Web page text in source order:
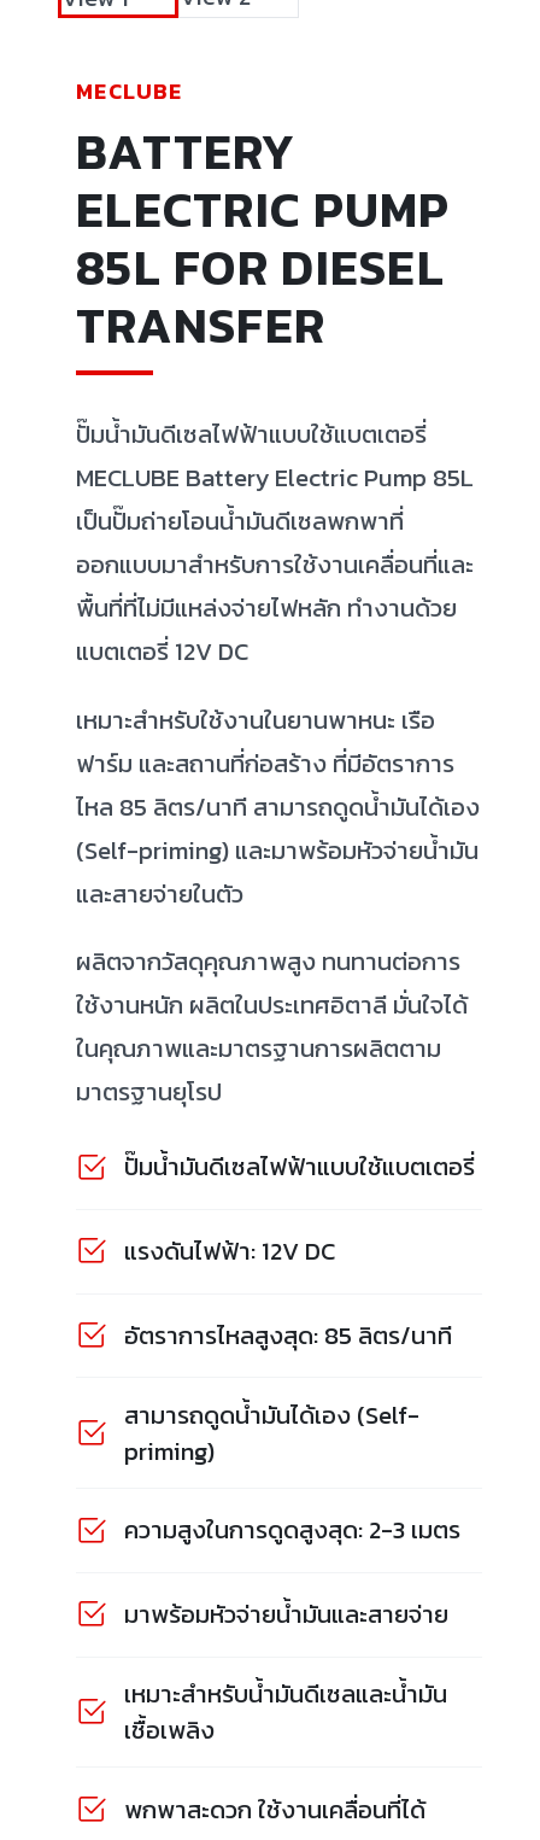
MECLUBE
BATTERY
ELECTRIC PUMP
85L FOR DIESEL
TRANSFER
ปั๊มน้ำมันดีเซลไฟฟ้าแบบใช้แบตเตอรี่
MECLUBE Battery Electric Pump 85L
เป็นปั๊มถ่ายโอนน้ำมันดีเซลพกพาที่
ออกแบบมาสำหรับการใช้งานเคลื่อนที่และ
พื้นที่ที่ไม่มีแหล่งจ่ายไฟหลัก ทำงานด้วย
แบตเตอรี่ 12V DC
เหมาะสำหรับใช้งานในยานพาหนะ เรือ
ฟาร์ม และสถานที่ก่อสร้าง ที่มีอัตราการ
ไหล 85 ลิตร/นาที สามารถดูดน้ำมันได้เอง
(Self-priming) และมาพร้อมหัวจ่ายน้ำมัน
และสายจ่ายในตัว
ผลิตจากวัสดุคุณภาพสูง ทนทานต่อการ
ใช้งานหนัก ผลิตในประเทศอิตาลี มั่นใจได้
ในคุณภาพและมาตรฐานการผลิตตาม
มาตรฐานยุโรป
ปั๊มน้ำมันดีเซลไฟฟ้าแบบใช้แบตเตอรี่
แรงดันไฟฟ้า: 12V DC
อัตราการไหลสูงสุด: 85 ลิตร/นาที
สามารถดูดน้ำมันได้เอง (Self-
priming)
ความสูงในการดูดสูงสุด: 2-3 เมตร
มาพร้อมหัวจ่ายน้ำมันและสายจ่าย
เหมาะสำหรับน้ำมันดีเซลและน้ำมัน
เชื้อเพลิง
พกพาสะดวก ใช้งานเคลื่อนที่ได้